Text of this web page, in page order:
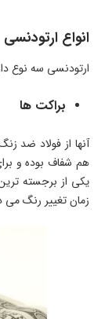
انواع ارتودنسی
ارتودنسی سه نوع
براکت ها
آنها از فولاد ضد
هم شفاف بوده و
یکی از برجسته
زمان تغییر رنگ می